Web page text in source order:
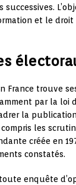
et le
France trouve
par la loi
la
les
créée en
constatés.
enquête